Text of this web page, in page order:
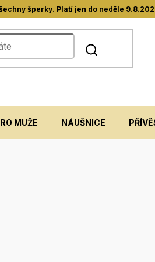
šperky. Platí jen do neděle
MUŽE NÁUŠNICE